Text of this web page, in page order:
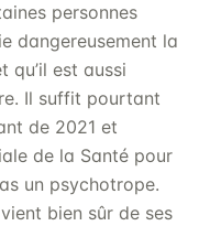
personnes
dangereusement la
est aussi
Il suffit pourtant
de 2021 et
de la Santé pour
un psychotrope.
bien sûr de ses